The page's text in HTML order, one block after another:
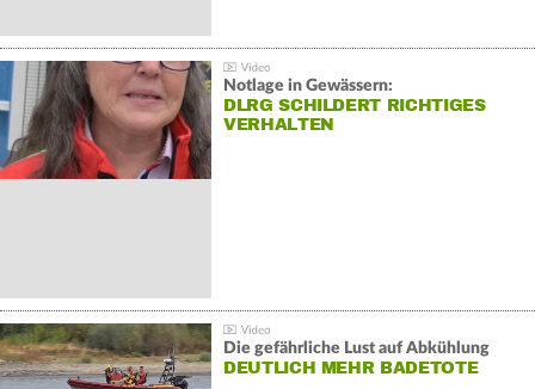
Notlage in Gewässern:
DLRG SCHILDERT RICHTIGES
VERHALTEN
Die gefährliche Lust auf Abkühlung
DEUTLICH MEHR BADETOTE